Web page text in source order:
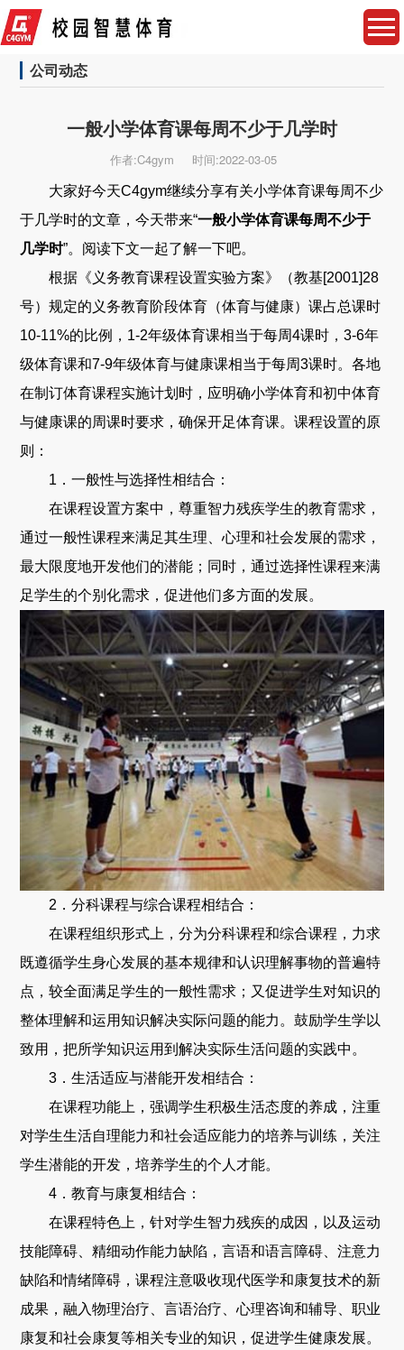
公司动态
一般小学体育课每周不少于几学时
作者:C4gym 时间:2022-03-05
大家好今天C4gym继续分享有关小学体育课每周不少
于几学时的文章，今天带来“一般小学体育课每周不少于
几学时”。阅读下文一起了解一下吧。
根据《义务教育课程设置实验方案》（教基[2001]28
号）规定的义务教育阶段体育（体育与健康）课占总课时
10-11%的比例，1-2年级体育课相当于每周4课时，3-6年
级体育课和7-9年级体育与健康课相当于每周3课时。各地
在制订体育课程实施计划时，应明确小学体育和初中体育
与健康课的周课时要求，确保开足体育课。课程设置的原
则：
1．一般性与选择性相结合：
在课程设置方案中，尊重智力残疾学生的教育需求，
通过一般性课程来满足其生理、心理和社会发展的需求，
最大限度地开发他们的潜能；同时，通过选择性课程来满
足学生的个别化需求，促进他们多方面的发展。
2．分科课程与综合课程相结合：
在课程组织形式上，分为分科课程和综合课程，力求
既遵循学生身心发展的基本规律和认识理解事物的普遍特
点，较全面满足学生的一般性需求；又促进学生对知识的
整体理解和运用知识解决实际问题的能力。鼓励学生学以
致用，把所学知识运用到解决实际生活问题的实践中。
3．生活适应与潜能开发相结合：
在课程功能上，强调学生积极生活态度的养成，注重
对学生生活自理能力和社会适应能力的培养与训练，关注
学生潜能的开发，培养学生的个人才能。
4．教育与康复相结合：
在课程特色上，针对学生智力残疾的成因，以及运动
技能障碍、精细动作能力缺陷，言语和语言障碍、注意力
缺陷和情绪障碍，课程注意吸收现代医学和康复技术的新
成果，融入物理治疗、言语治疗、心理咨询和辅导、职业
康复和社会康复等相关专业的知识，促进学生健康发展。